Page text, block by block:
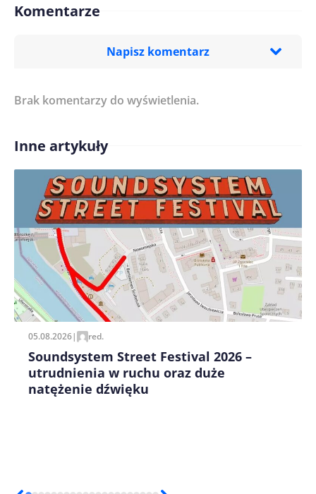
Komentarze
Napisz komentarz
Treść komentarza*
Imię/ Nick*
Zapamiętaj moje dane w tej przeglądarce podczas
pisania kolejnych komentarzy.
Brak komentarzy do wyświetlenia.
Inne artykuły
05.08.2026| red.
Soundsystem Street Festival 2026 –
utrudnienia w ruchu oraz duże
natężenie dźwięku